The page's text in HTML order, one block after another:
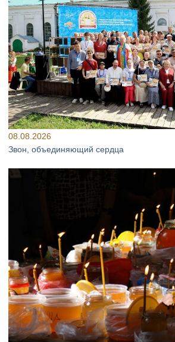
08.08.2026
Звон, объединяющий сердца